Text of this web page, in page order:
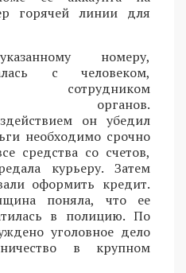
горячей линии для
номеру,
с человеком,
сотрудником
органов.
он убедил
необходимо срочно
средства со счетов,
курьеру. Затем
оформить кредит.
поняла, что ее
в полицию. По
уголовное дело
в крупном